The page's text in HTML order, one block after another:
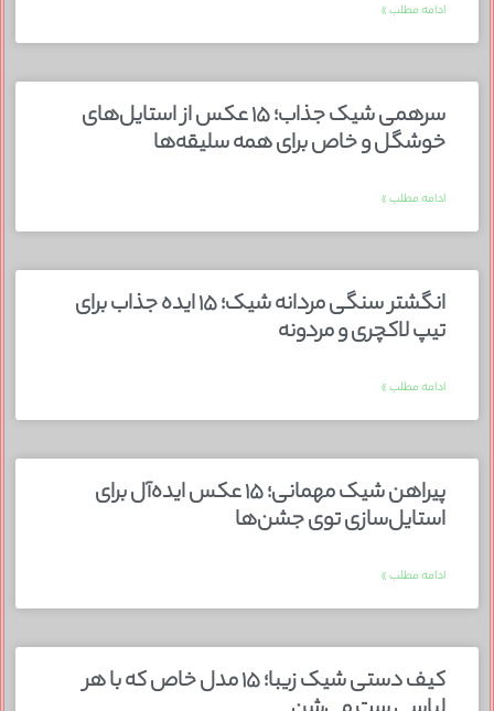
ادامه مطلب »
سرهمی شیک جذاب؛ ۱۵ عکس از استایل‌های
خوشگل و خاص برای همه سلیقه‌ها
ادامه مطلب »
انگشتر سنگی مردانه شیک؛ ۱۵ ایده جذاب برای
تیپ لاکچری و مردونه
ادامه مطلب »
پیراهن شیک مهمانی؛ ۱۵ عکس ایده‌آل برای
استایل‌سازی توی جشن‌ها
ادامه مطلب »
کیف دستی شیک زیبا؛ ۱۵ مدل خاص که با هر